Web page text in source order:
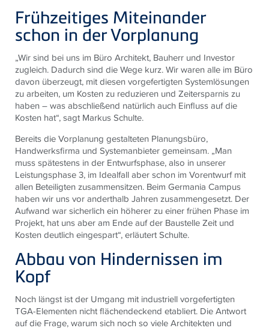
Frühzeitiges Miteinander
schon in der Vorplanung
„Wir sind bei uns im Büro Architekt, Bauherr und Investor
zugleich. Dadurch sind die Wege kurz. Wir waren alle im Büro
davon überzeugt, mit diesen vorgefertigten Systemlösungen
zu arbeiten, um Kosten zu reduzieren und Zeitersparnis zu
haben – was abschließend natürlich auch Einfluss auf die
Kosten hat“, sagt Markus Schulte.
Bereits die Vorplanung gestalteten Planungsbüro,
Handwerksfirma und Systemanbieter gemeinsam. „Man
muss spätestens in der Entwurfsphase, also in unserer
Leistungsphase 3, im Idealfall aber schon im Vorentwurf mit
allen Beteiligten zusammensitzen. Beim Germania Campus
haben wir uns vor anderthalb Jahren zusammengesetzt. Der
Aufwand war sicherlich ein höherer zu einer frühen Phase im
Projekt, hat uns aber am Ende auf der Baustelle Zeit und
Kosten deutlich eingespart“, erläutert Schulte.
Abbau von Hindernissen im
Kopf
Noch längst ist der Umgang mit industriell vorgefertigten
TGA-Elementen nicht flächendeckend etabliert. Die Antwort
auf die Frage, warum sich noch so viele Architekten und